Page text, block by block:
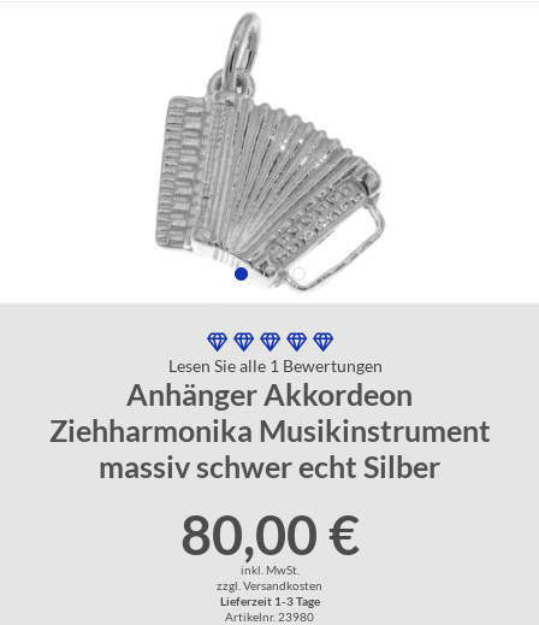
Lesen Sie alle 1 Bewertungen
Anhänger Akkordeon
Ziehharmonika Musikinstrument
massiv schwer echt Silber
80,00 €
inkl. MwSt.
zzgl. Versandkosten
Lieferzeit 1-3 Tage
Artikelnr. 23980